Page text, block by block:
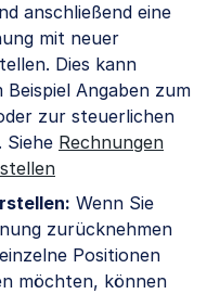
anschließend eine
mit neuer
Dies kann
Angaben zum
zur steuerlichen
Siehe Rechnungen
Wenn Sie
zurücknehmen
Positionen
möchten, können